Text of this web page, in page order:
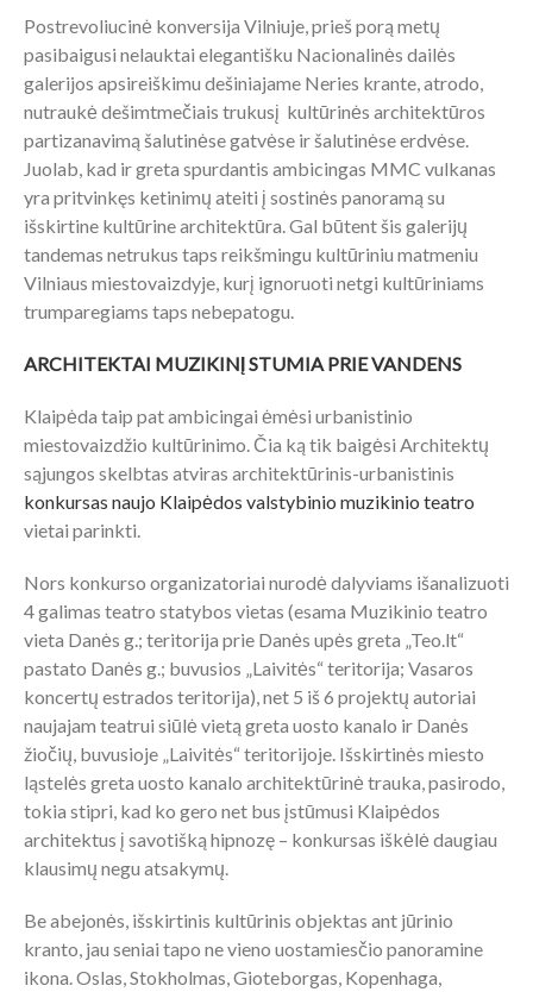
Postrevoliucinė konversija Vilniuje, prieš porą metų
pasibaigusi nelauktai elegantišku Nacionalinės dailės
galerijos apsireiškimu dešiniajame Neries krante, atrodo,
nutraukė dešimtmečiais trukusį kultūrinės architektūros
partizanavimą šalutinėse gatvėse ir šalutinėse erdvėse.
Juolab, kad ir greta spurdantis ambicingas MMC vulkanas
yra pritvinkęs ketinimų ateiti į sostinės panoramą su
išskirtine kultūrine architektūra. Gal būtent šis galerijų
tandemas netrukus taps reikšmingu kultūriniu matmeniu
Vilniaus miestovaizdyje, kurį ignoruoti netgi kultūriniams
trumparegiams taps nebepatogu.
ARCHITEKTAI MUZIKINĮ STUMIA PRIE VANDENS
Klaipėda taip pat ambicingai ėmėsi urbanistinio
miestovaizdžio kultūrinimo. Čia ką tik baigėsi Architektų
sąjungos skelbtas atviras architektūrinis-urbanistinis
konkursas naujo Klaipėdos valstybinio muzikinio teatro
vietai parinkti.
Nors konkurso organizatoriai nurodė dalyviams išanalizuoti
4 galimas teatro statybos vietas (esama Muzikinio teatro
vieta Danės g.; teritorija prie Danės upės greta „Teo.lt“
pastato Danės g.; buvusios „Laivitės“ teritorija; Vasaros
koncertų estrados teritorija), net 5 iš 6 projektų autoriai
naujajam teatrui siūlė vietą greta uosto kanalo ir Danės
žiočių, buvusioje „Laivitės“ teritorijoje. Išskirtinės miesto
ląstelės greta uosto kanalo architektūrinė trauka, pasirodo,
tokia stipri, kad ko gero net bus įstūmusi Klaipėdos
architektus į savotišką hipnozę – konkursas iškėlė daugiau
klausimų negu atsakymų.
Be abejonės, išskirtinis kultūrinis objektas ant jūrinio
kranto, jau seniai tapo ne vieno uostamiesčio panoramine
ikona. Oslas, Stokholmas, Gioteborgas, Kopenhaga,